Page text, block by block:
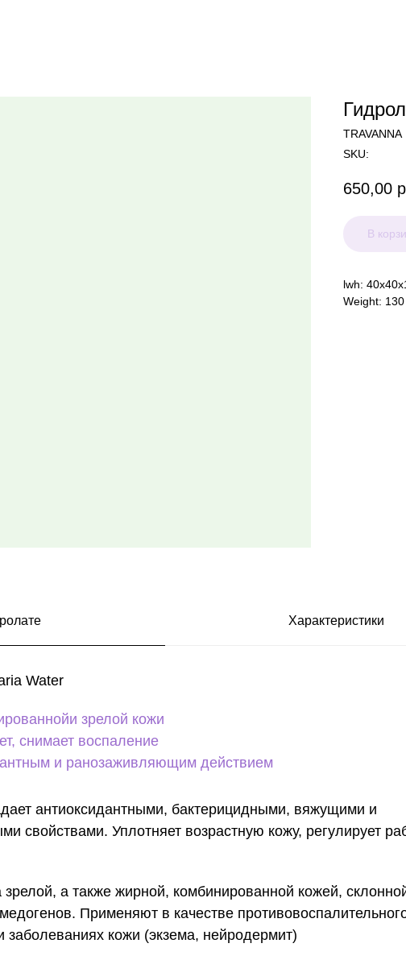
TRAVANNA
SKU:
650,00
В
lwh:
Weight: 130
Характеристики
Water
зрелой кожи
снимает воспаление
и ранозаживляющим действием
антиоксидантными, бактерицидными, вяжущими и
свойствами. Уплотняет возрастную кожу, регулирует
а также жирной, комбинированной кожей,
Применяют в качестве
заболеваниях кожи (экзема, нейродермит)